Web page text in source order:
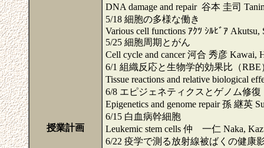
授業計画
DNA damage and repair 谷本 圭司
5/18 細胞の多様な働き
Various cell functions ｱｸﾂ ｼﾙﾋﾞｱ Akutsu,
5/25 細胞周期とがん
Cell cycle and cancer 河合 秀彦 Kawai,
6/1 組織反応と生物学的効果比（RBE
Tissue reactions and relative biological
6/8 エピジェネティクスとゲノム修復
Epigenetics and genome repair 孫 継英
6/15 白血病幹細胞
Leukemic stem cells 仲 一仁 Naka,
6/22 疫学で測る放射線被ばくの健康